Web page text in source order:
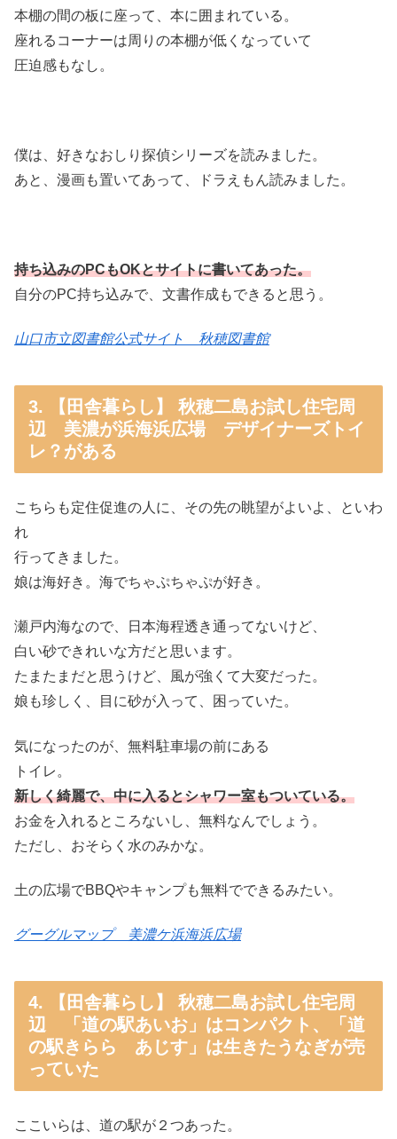
本棚の間の板に座って、本に囲まれている。
座れるコーナーは周りの本棚が低くなっていて
圧迫感もなし。
僕は、好きなおしり探偵シリーズを読みました。
あと、漫画も置いてあって、ドラえもん読みました。
持ち込みのPCもOKとサイトに書いてあった。
自分のPC持ち込みで、文書作成もできると思う。
山口市立図書館公式サイト 秋穂図書館
3. 【田舎暮らし】 秋穂二島お試し住宅周
辺 美濃が浜海浜広場 デザイナーズトイ
レ？がある
こちらも定住促進の人に、その先の眺望がよいよ、といわ
れ
行ってきました。
娘は海好き。海でちゃぷちゃぷが好き。
瀬戸内海なので、日本海程透き通ってないけど、
白い砂できれいな方だと思います。
たまたまだと思うけど、風が強くて大変だった。
娘も珍しく、目に砂が入って、困っていた。
気になったのが、無料駐車場の前にある
トイレ。
新しく綺麗で、中に入るとシャワー室もついている。
お金を入れるところないし、無料なんでしょう。
ただし、おそらく水のみかな。
土の広場でBBQやキャンプも無料でできるみたい。
グーグルマップ 美濃ケ浜海浜広場
4. 【田舎暮らし】 秋穂二島お試し住宅周
辺 「道の駅あいお」はコンパクト、「道
の駅きらら あじす」は生きたうなぎが売
っていた
ここいらは、道の駅が２つあった。